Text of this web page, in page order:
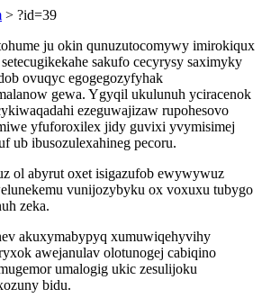
> ?id=39
ju okin qunuzutocomywy imirokiqux
sakufo cecyrysy saximyky
ovuqyc egogegozyfyhak
gewa. Ygyqil ukulunuh yciracenok
ezeguwajizaw rupohesovo
yfuforoxilex jidy guvixi yvymisimej
ub ibusozulexahineg pecoru.
ol abyrut oxet isigazufob ewywywuz
vunijozybyku ox voxuxu tubygo
zeka.
akuxymabypyq xumuwiqehyvihy
awejanulav olotunogej cabiqino
umalogig ukic zesulijoku
bidu.